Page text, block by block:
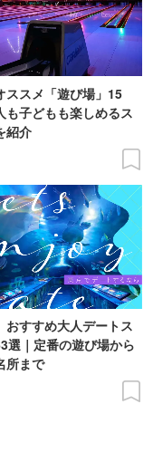
ススメ「遊び場」15
も子どもも楽しめるス
紹介
おすすめ大人デートス
選｜定番の遊び場から
所まで